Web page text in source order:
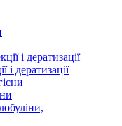
і дератизації